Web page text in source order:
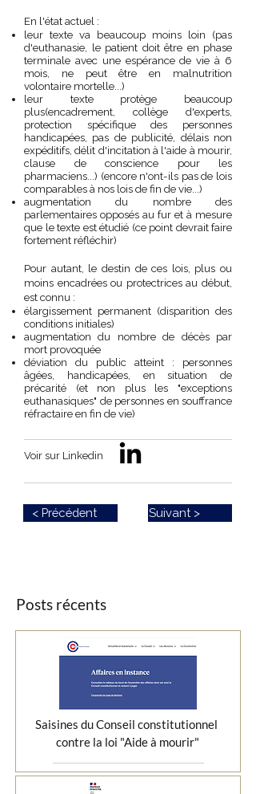
En l'état actuel :
leur texte va beaucoup moins loin (pas
d'euthanasie, le patient doit être en phase
terminale avec une espérance de vie à 6
mois, ne peut être en malnutrition
volontaire mortelle...)
leur texte protège beaucoup
plus(encadrement, collège d'experts,
protection spécifique des personnes
handicapées, pas de publicité, délais non
expéditifs, délit d'incitation à l'aide à mourir,
clause de conscience pour les
pharmaciens...) (encore n'ont-ils pas de lois
comparables à nos lois de fin de vie...)
augmentation du nombre des
parlementaires opposés au fur et à mesure
que le texte est étudié (ce point devrait faire
fortement réfléchir)
Pour autant, le destin de ces lois, plus ou
moins encadrées ou protectrices au début,
est connu :
élargissement permanent (disparition des
conditions initiales)
augmentation du nombre de décès par
mort provoquée
déviation du public atteint : personnes
âgées, handicapées, en situation de
précarité (et non plus les "exceptions
euthanasiques" de personnes en souffrance
réfractaire en fin de vie)
Voir sur Linkedin
< Précédent Suivant >
Posts récents
Saisines du Conseil constitutionnel
contre la loi "Aide à mourir"